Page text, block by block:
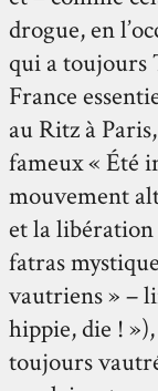
drogue, en
qui a toujours
France
au Ritz à
fameux « Été
mouvement
et la
fatras
vautriens » –
hippie, die !
toujours